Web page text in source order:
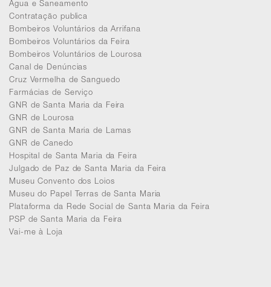
Agua e Saneamento
Contratação publica
Bombeiros Voluntários da Arrifana
Bombeiros Voluntários da Feira
Bombeiros Voluntários de Lourosa
Canal de Denúncias
Cruz Vermelha de Sanguedo
Farmácias de Serviço
GNR de Santa Maria da Feira
GNR de Lourosa
GNR de Santa Maria de Lamas
GNR de Canedo
Hospital de Santa Maria da Feira
Julgado de Paz de Santa Maria da Feira
Museu Convento dos Loios
Museu do Papel Terras de Santa Maria
Plataforma da Rede Social de Santa Maria da Feira
PSP de Santa Maria da Feira
Vai-me à Loja